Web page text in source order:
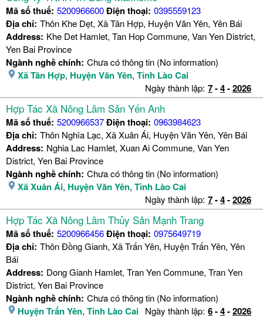
Mã số thuế: 5200966600Điện thoại: 0395559123
Địa chỉ: Thôn Khe Dẹt, Xã Tân Hợp, Huyện Văn Yên, Yên Bái
Address: Khe Det Hamlet, Tan Hop Commune, Van Yen District,
Yen Bai Province
Ngành nghề chính: Chưa có thông tin (No information)
Xã Tân Hợp, Huyện Văn Yên, Tỉnh Lào Cai
Ngày thành lập: 7-4-2026
Hợp Tác Xã Nông Lâm Sản Yến Anh
Mã số thuế: 5200966537Điện thoại: 0963984623
Địa chỉ: Thôn Nghĩa Lạc, Xã Xuân Ái, Huyện Văn Yên, Yên Bái
Address: Nghia Lac Hamlet, Xuan Ai Commune, Van Yen
District, Yen Bai Province
Ngành nghề chính: Chưa có thông tin (No information)
Xã Xuân Ái, Huyện Văn Yên, Tỉnh Lào Cai
Ngày thành lập: 7-4-2026
Hợp Tác Xã Nông Lâm Thủy Sản Mạnh Trang
Mã số thuế: 5200966456Điện thoại: 0975649719
Địa chỉ: Thôn Đồng Gianh, Xã Trấn Yên, Huyện Trấn Yên, Yên
Bái
Address: Dong Gianh Hamlet, Tran Yen Commune, Tran Yen
District, Yen Bai Province
Ngành nghề chính: Chưa có thông tin (No information)
Huyện Trấn Yên, Tỉnh Lào Cai Ngày thành lập: 6-4-2026